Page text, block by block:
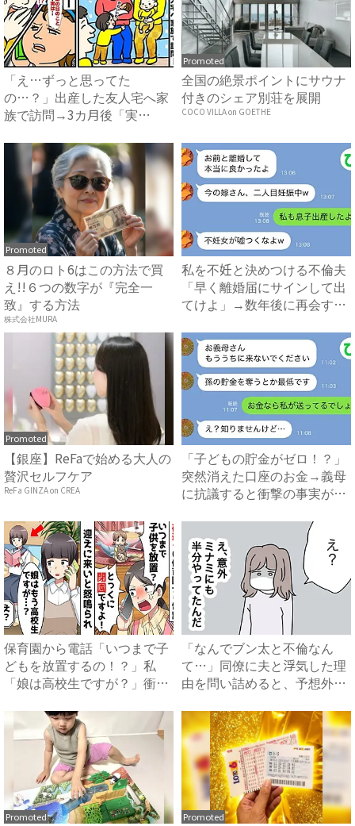
「え…ずっと思ってた
の…？」出産した友人宅へ家
族で訪問→3カ月後「実
Promoted
全国の絶景ポイントにサウナ
付きのシェア別荘を展開
COCO VILLA on GOETHE
Promoted
８月のロト6はこの方法で買
え!!６つの数字が『完全一
致』する方法
株式会社MURA
私を不妊と決めつける不倫夫
「早く離婚届にサインして出
てけよ」→数年後に再会する
Promoted
【銀座】ReFaで始める大人の
贅沢セルフケア
ReFa GINZA on CREA
「子どもの貯金がゼロ！？」
突然消えた口座のお金→義母
に抗議すると衝撃の事実が判
保育園から電話「いつまで子
どもを放置するの！？」私
「娘は高校生ですが？」衝撃
「なんでブン太と不倫なん
て…」同僚に夫と浮気した理
由を問い詰めると、予想外の
Promoted Promoted